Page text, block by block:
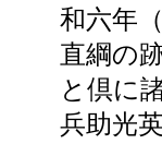
和六年
直綱の
と倶に
兵助光